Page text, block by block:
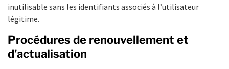
inutilisable sans les identifiants associés à l’utilisateur
légitime.
Procédures de renouvellement et
d’actualisation